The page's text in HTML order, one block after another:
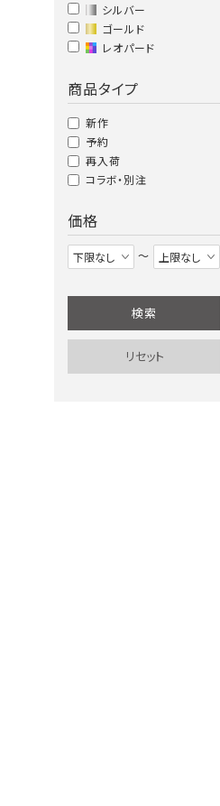
シルバー
ゴールド
レオパード
商品タイプ
新作
予約
再入荷
コラボ・別注
価格
〜